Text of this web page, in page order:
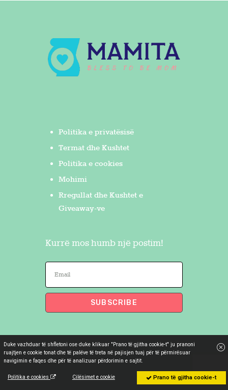
Politika e privatësisë
Termat dhe Kushtet
Politika e cookies
Mohimi
Rregullat dhe Kushtet e
Giveaway-ve
Kurrë mos humb një postim!
Flakron Saidi© 2026. All Rights
Reserved.
Duke vazhduar të shfletoni ose duke klikuar "Prano të gjitha cookie-t" ju pranoni
ruajtjen e cookie tonat dhe të palëve të treta në pajisjen tuaj për të përmirësuar
navigimin e faqes dhe për të analizuar përdorimin e sajtit.
Politika e cookies Cilësimet e cookie Prano të gjitha cookie-t